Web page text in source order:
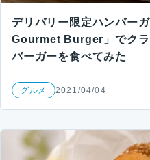
デリバリー限定ハンバー
Gourmet Burger」でクラ
バーガーを食べてみた
グルメ 2021/04/04